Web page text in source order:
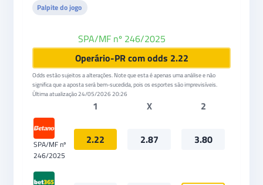
Palpite do jogo
SPA/MF nº 246/2025
Operário-PR com odds 2.22
Odds estão sujeitos a alterações. Note que esta é apenas uma análise e não
significa que a aposta será bem-sucedida, pois os esportes são imprevisíveis.
Última atualização24/05/2026 20:26
1 X 2
SPA/MF nº
246/2025
2.22 2.87 3.80